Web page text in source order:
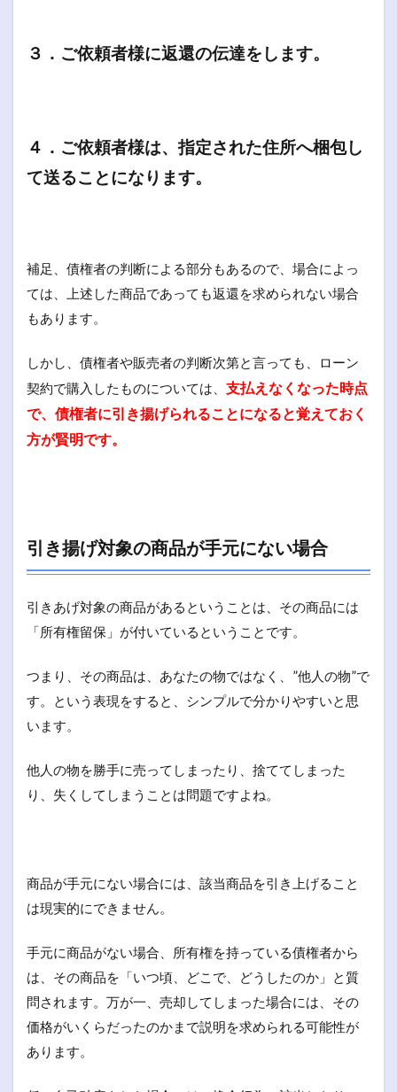
３．ご依頼者様に返還の伝達をします。
４．ご依頼者様は、指定された住所へ梱包し
て送ることになります。
補足、債権者の判断による部分もあるので、場合によっ
ては、上述した商品であっても返還を求められない場合
もあります。
しかし、債権者や販売者の判断次第と言っても、ローン
契約で購入したものについては、 支払えなくなった時点
で、債権者に引き揚げられることになると覚えておく
方が賢明です。
引き揚げ対象の商品が手元にない場合
引きあげ対象の商品があるということは、その商品には
「所有権留保」が付いているということです。
つまり、その商品は、あなたの物ではなく、”他人の物”で
す。という表現をすると、シンプルで分かりやすいと思
います。
他人の物を勝手に売ってしまったり、捨ててしまった
り、失くしてしまうことは問題ですよね。
商品が手元にない場合には、該当商品を引き上げること
は現実的にできません。
手元に商品がない場合、所有権を持っている債権者から
は、その商品を「いつ頃、どこで、どうしたのか」と質
問されます。万が一、売却してしまった場合には、その
価格がいくらだったのかまで説明を求められる可能性が
あります。